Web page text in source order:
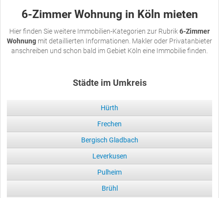
6-Zimmer Wohnung in Köln mieten
Hier finden Sie weitere Immobilien-Kategorien zur Rubrik 6-Zimmer
Wohnung mit detaillierten Informationen. Makler oder Privatanbieter
anschreiben und schon bald im Gebiet Köln eine Immobilie finden.
Städte im Umkreis
Hürth
Frechen
Bergisch Gladbach
Leverkusen
Pulheim
Brühl